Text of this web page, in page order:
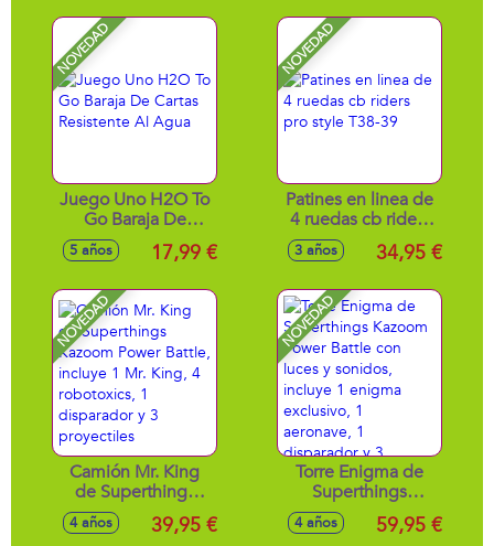
NOVEDAD
Juego Uno H2O To
Go Baraja De
Cartas Resistente Al
Agua
5 años 17,99 €
NOVEDAD
Patines en linea de
4 ruedas cb riders
pro style T38-39
3 años 34,95 €
NOVEDAD
Camión Mr. King
de Superthings
Kazoom Power
Battle, incluye 1 Mr.
4 años 39,95 €
NOVEDAD
Torre Enigma de
Superthings
Kazoom Power
Battle con luces y
4 años 59,95 €